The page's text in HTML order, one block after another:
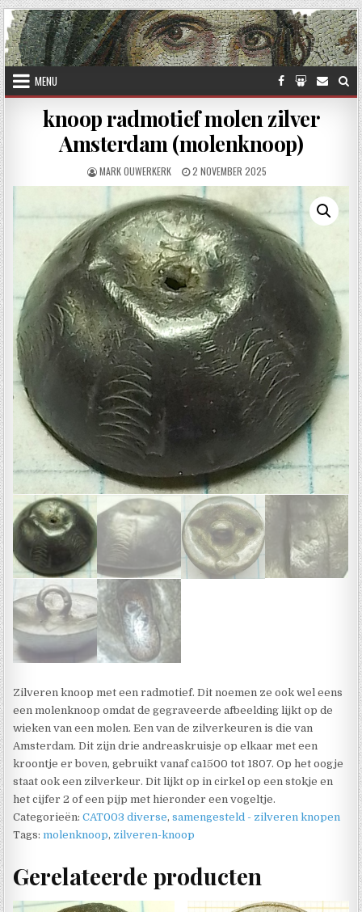
Skip to content
MENU
knoop radmotief molen zilver
Amsterdam (molenknoop)
AUTHOR:
MARK OUWERKERK PUBLISHED DATE:
2 NOVEMBER 2025
Zilveren knoop met een radmotief. Dit noemen ze ook wel eens
een molenknoop omdat de gegraveerde afbeelding lijkt op de
wieken van een molen. Een van de zilverkeuren is die van
Amsterdam. Dit zijn drie andreaskruisje op elkaar met een
kroontje er boven, gebruikt vanaf ca1500 tot 1807. Op het oogje
staat ook een zilverkeur. Dit lijkt op in cirkel op een stokje en
het cijfer 2 of een pijp met hieronder een vogeltje.
Categorieën:CAT003 diverse,samengesteld - zilveren knopen
Tags:molenknoop, zilveren-knoop
Gerelateerde producten